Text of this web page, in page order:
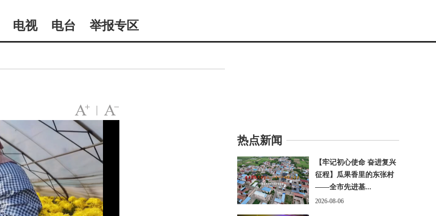
电视 电台 举报专区
|
热点新闻
【牢记初心使命 奋进复兴
征程】瓜果香里的东张村
——全市先进基...
2026-08-06